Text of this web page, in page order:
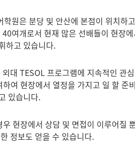
학원은 분당 및 안산에 본점이 위치하고
여개로서 현재 많은 선배들이 현장
하고 있습니다.
대 TESOL 프로그램에 지속적인 관
여 현장에서 열정을 가지고 일 할 준
있습니다.
현장에서 상담 및 면접이 이루어질
정보도 얻을 수 있습니다.